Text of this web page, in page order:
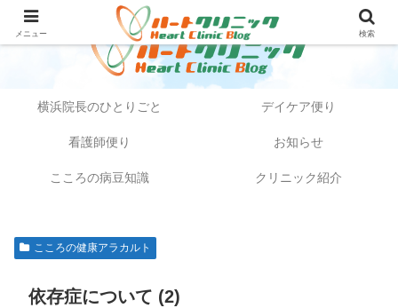
横浜院長のひとりごと デイケア便り
看護師便り お知らせ
こころの病豆知識 クリニック紹介
こころの健康アラカルト
依存症について (2)
メニュー 検索